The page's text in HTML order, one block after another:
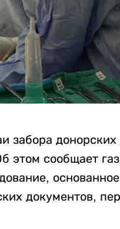
забора донорских
этом сообщает
документов,